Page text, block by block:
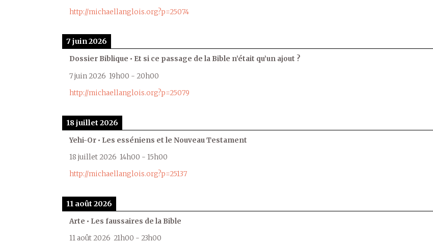
http://michaellanglois.org?p=25074
7 juin 2026
Dossier Biblique • Et si ce passage de la Bible n’était qu’un ajout ?
7 juin 2026 19h00 - 20h00
http://michaellanglois.org?p=25079
18 juillet 2026
Yehi-Or • Les esséniens et le Nouveau Testament
18 juillet 2026 14h00 - 15h00
http://michaellanglois.org?p=25137
11 août 2026
Arte • Les faussaires de la Bible
11 août 2026 21h00 - 23h00